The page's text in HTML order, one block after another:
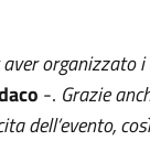
organizzato
-. Grazie
dell’evento,